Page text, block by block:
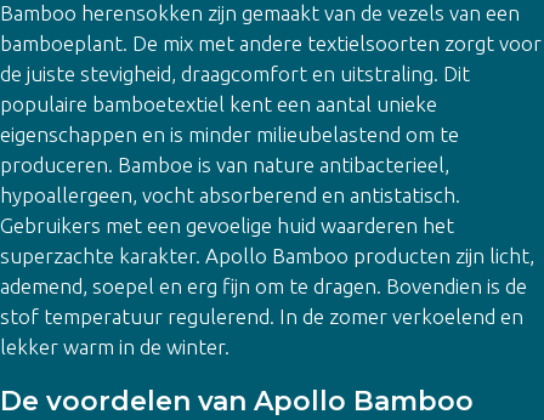
Bamboo herensokken zijn gemaakt van de vezels van een
bamboeplant. De mix met andere textielsoorten zorgt voor
de juiste stevigheid, draagcomfort en uitstraling. Dit
populaire bamboetextiel kent een aantal unieke
eigenschappen en is minder milieubelastend om te
produceren. Bamboe is van nature antibacterieel,
hypoallergeen, vocht absorberend en antistatisch.
Gebruikers met een gevoelige huid waarderen het
superzachte karakter. Apollo Bamboo producten zijn licht,
ademend, soepel en erg fijn om te dragen. Bovendien is de
stof temperatuur regulerend. In de zomer verkoelend en
lekker warm in de winter.
De voordelen van Apollo Bamboo